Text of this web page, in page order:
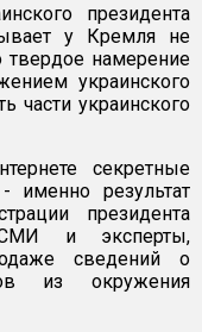
президента
у Кремля не
твердое намерение
украинского
части украинского
секретные
именно результат
президента
и эксперты,
сведений о
из окружения